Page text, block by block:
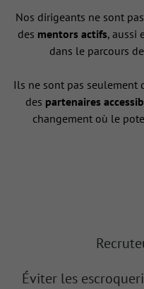
Nos dirigeants ne sont
des mentors actifs, aussi
dans le parcours
Ils ne sont pas seulement
des partenaires
changement où le
Éviter les